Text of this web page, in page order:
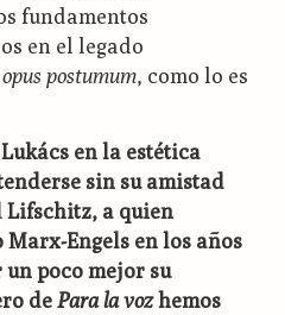
fundamentos
en el legado
opus postumum, como lo es
en la estética
sin su amistad
a quien
Engels en los años
poco mejor su
dePara la vozhemos